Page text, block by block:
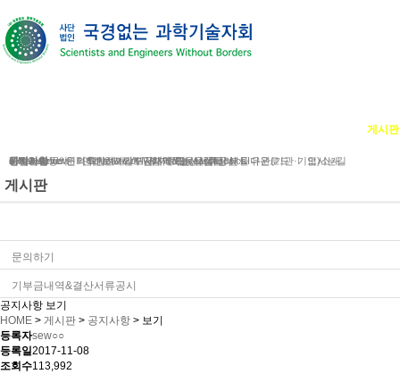
단체소개 연혁 인사말 함께하는 사람들 CI다운로드 오시는길
사업분야
게시판
공지사항 문의하기 기부금내역&결산서류공시
e-Newsletter 연간보고서/도서/자료집 갤러리 유관(기관·기업)소개
iWc Overview Structure of iWc Research topics
회원가입동의 후원하기 단체에 도움을 주신 분들
게시판
문의하기
기부금내역&결산서류공시
공지사항 보기
HOME > 게시판 > 공지사항 > 보기
등록자sew○○
등록일2017-11-08
조회수113,992